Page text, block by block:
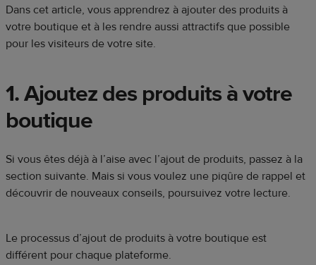
Dans cet article, vous apprendrez à ajouter des produits à
votre boutique et à les rendre aussi attractifs que possible
pour les visiteurs de votre site.
1. Ajoutez des produits à votre
boutique
Si vous êtes déjà à l’aise avec l’ajout de produits, passez à la
section suivante. Mais si vous voulez une piqûre de rappel et
découvrir de nouveaux conseils, poursuivez votre lecture.
Le processus d’ajout de produits à votre boutique est
différent pour chaque plateforme.